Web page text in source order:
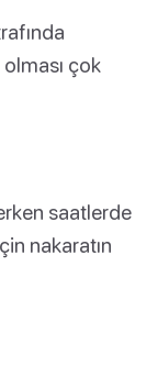
çok
saatlerde
nakaratın